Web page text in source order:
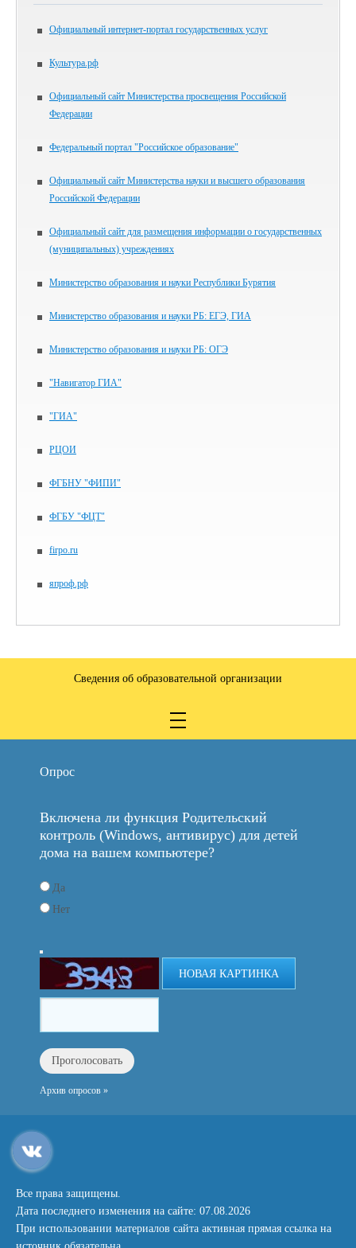
Официальный интернет-портал государственных услуг
Культура.рф
Официальный сайт Министерства просвещения Российской
Федерации
Федеральный портал "Российское образование"
Официальный сайт Министерства науки и высшего образования
Российской Федерации
Официальный сайт для размещения информации о государственных
(муниципальных) учреждениях
Министерство образования и науки Республики Бурятия
Министерство образования и науки РБ: ЕГЭ, ГИА
Министерство образования и науки РБ: ОГЭ
"Навигатор ГИА"
"ГИА"
РЦОИ
ФГБНУ "ФИПИ"
ФГБУ "ФЦТ"
firpo.ru
япроф.рф
Сведения об образовательной организации
Опрос
Включена ли функция Родительский
контроль (Windows, антивирус) для детей
дома на вашем компьютере?
Да
Нет
НОВАЯ КАРТИНКА
Архив опросов »
Все права защищены.
Дата последнего изменения на сайте: 07.08.2026
При использовании материалов сайта активная прямая ссылка на